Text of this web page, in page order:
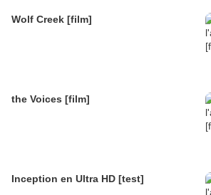
Wolf Creek [film]
the Voices [film]
Inception en Ultra HD [test]